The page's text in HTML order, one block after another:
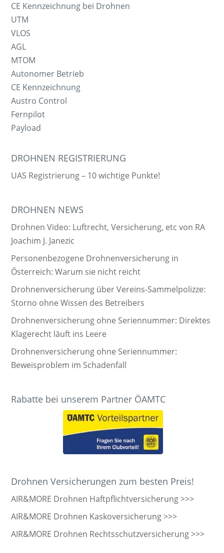
CE Kennzeichnung bei Drohnen
UTM
VLOS
AGL
MTOM
Autonomer Betrieb
CE Kennzeichnung
Austro Control
Fernpilot
Payload
DROHNEN REGISTRIERUNG
UAS Registrierung – 10 wichtige Punkte!
DROHNEN NEWS
Drohnen Video: Luftrecht, Versicherung, etc von RA
Joachim J. Janezic
Personenbezogene Drohnenversicherung in
Österreich: Warum sie nicht reicht
Drohnenversicherung über Vereins-Sammelpolizze:
Storno ohne Wissen des Betreibers
Drohnenversicherung ohne Seriennummer: Direktes
Klagerecht läuft ins Leere
Drohnenversicherung ohne Seriennummer:
Beweisproblem im Schadenfall
Rabatte bei unserem Partner ÖAMTC
Drohnen Versicherungen zum besten Preis!
AIR&MORE Drohnen Haftpflichtversicherung >>>
AIR&MORE Drohnen Kaskoversicherung >>>
AIR&MORE Drohnen Rechtsschutzversicherung >>>